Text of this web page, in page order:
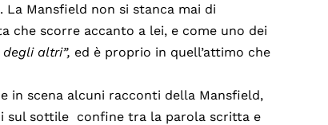
La Mansfield non si stanca mai di
che scorre accanto a lei, e come uno dei
altri”, ed è proprio in quell’attimo che
in scena alcuni racconti della Mansfield,
sul sottile confine tra la parola scritta e